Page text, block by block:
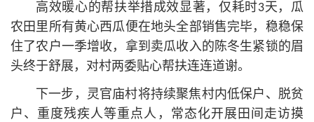
高效暖心的帮扶举措成效显著，仅耗时3天，瓜
农田里所有黄心西瓜便在地头全部销售完毕，稳稳保
住了农户一季增收，拿到卖瓜收入的陈冬生紧锁的眉
头终于舒展，对村两委贴心帮扶连连道谢。
下一步，灵官庙村将持续聚焦村内低保户、脱贫
户、重度残疾人等重点人，常态化开展田间走访摸